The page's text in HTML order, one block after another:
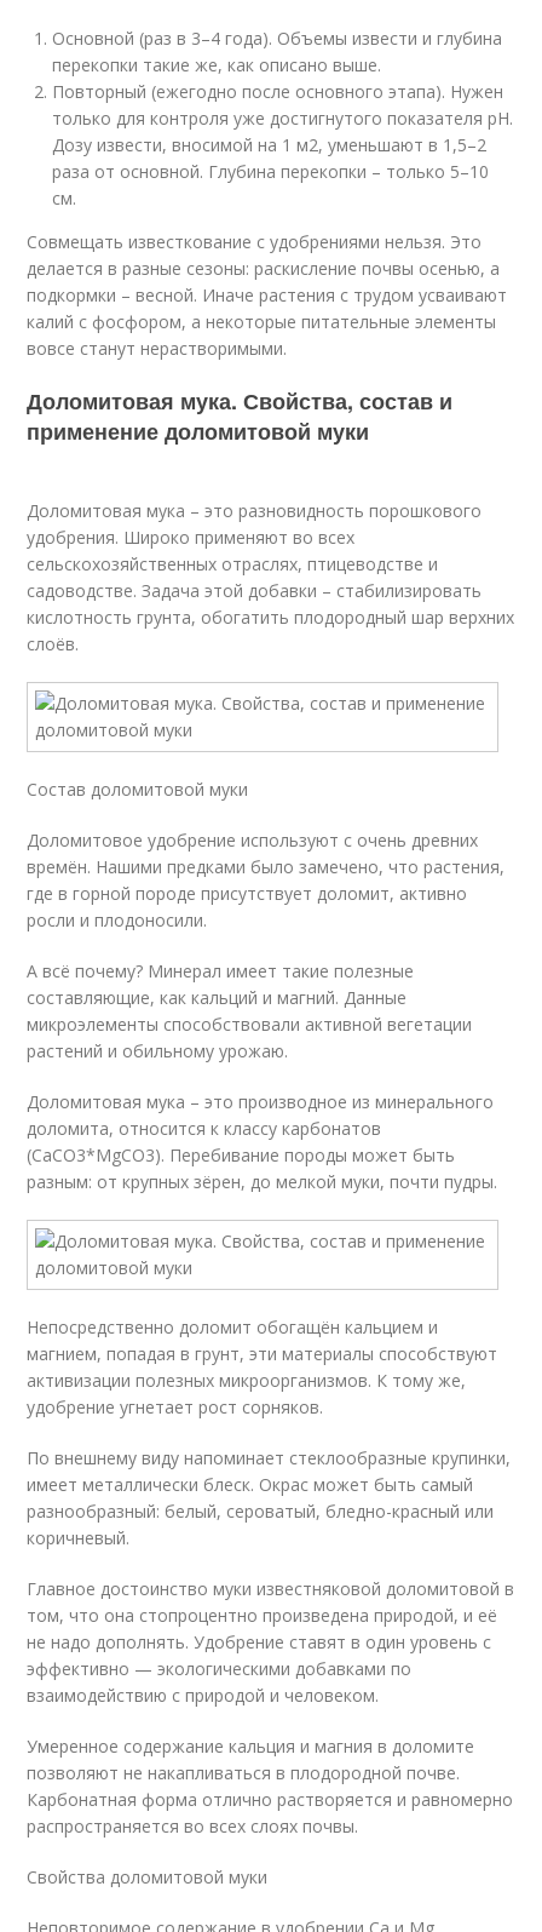
Основной (раз в 3–4 года). Объемы извести и глубина
перекопки такие же, как описано выше.
Повторный (ежегодно после основного этапа). Нужен
только для контроля уже достигнутого показателя рН.
Дозу извести, вносимой на 1 м2, уменьшают в 1,5–2
раза от основной. Глубина перекопки – только 5–10
см.
Совмещать известкование с удобрениями нельзя. Это
делается в разные сезоны: раскисление почвы осенью, а
подкормки – весной. Иначе растения с трудом усваивают
калий с фосфором, а некоторые питательные элементы
вовсе станут нерастворимыми.
Доломитовая мука. Свойства, состав и
применение доломитовой муки
Доломитовая мука – это разновидность порошкового
удобрения. Широко применяют во всех
сельскохозяйственных отраслях, птицеводстве и
садоводстве. Задача этой добавки – стабилизировать
кислотность грунта, обогатить плодородный шар верхних
слоёв.
Состав доломитовой муки
Доломитовое удобрение используют с очень древних
времён. Нашими предками было замечено, что растения,
где в горной породе присутствует доломит, активно
росли и плодоносили.
А всё почему? Минерал имеет такие полезные
составляющие, как кальций и магний. Данные
микроэлементы способствовали активной вегетации
растений и обильному урожаю.
Доломитовая мука – это производное из минерального
доломита, относится к классу карбонатов
(CaCO3*MgCO3). Перебивание породы может быть
разным: от крупных зёрен, до мелкой муки, почти пудры.
Непосредственно доломит обогащён кальцием и
магнием, попадая в грунт, эти материалы способствуют
активизации полезных микроорганизмов. К тому же,
удобрение угнетает рост сорняков.
По внешнему виду напоминает стеклообразные крупинки,
имеет металлически блеск. Окрас может быть самый
разнообразный: белый, сероватый, бледно-красный или
коричневый.
Главное достоинство муки известняковой доломитовой в
том, что она стопроцентно произведена природой, и её
не надо дополнять. Удобрение ставят в один уровень с
эффективно — экологическими добавками по
взаимодействию с природой и человеком.
Умеренное содержание кальция и магния в доломите
позволяют не накапливаться в плодородной почве.
Карбонатная форма отлично растворяется и равномерно
распространяется во всех слоях почвы.
Свойства доломитовой муки